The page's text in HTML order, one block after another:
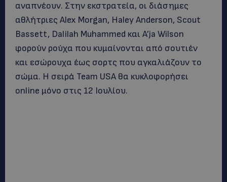
αναπνέουν. Στην εκστρατεία, οι διάσημες
αθλήτριες Alex Morgan, Haley Anderson, Scout
Bassett, Dalilah Muhammed και A’ja Wilson
φορούν ρούχα που κυμαίνονται από σουτιέν
και εσώρουχα έως σορτς που αγκαλιάζουν το
σώμα. Η σειρά Team USA θα κυκλοφορήσει
online μόνο στις 12 Ιουλίου.